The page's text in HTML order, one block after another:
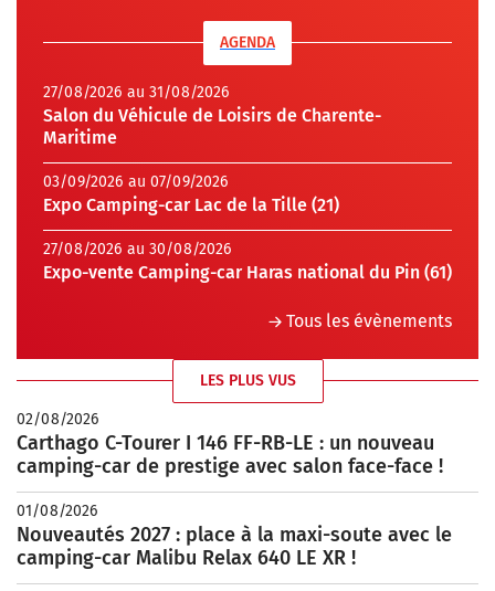
AGENDA
27/08/2026 au 31/08/2026
Salon du Véhicule de Loisirs de Charente-
Maritime
03/09/2026 au 07/09/2026
Expo Camping-car Lac de la Tille (21)
27/08/2026 au 30/08/2026
Expo-vente Camping-car Haras national du Pin (61)
Tous les évènements
LES PLUS VUS
02/08/2026
Carthago C-Tourer I 146 FF-RB-LE : un nouveau
camping-car de prestige avec salon face-face !
01/08/2026
Nouveautés 2027 : place à la maxi-soute avec le
camping-car Malibu Relax 640 LE XR !